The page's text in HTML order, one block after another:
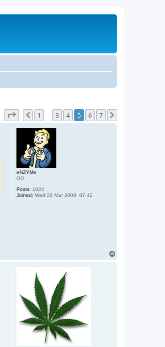
Page of
Previous
1 3 4 5 6 7
eNZYMe
OD
Posts: 1024
Joined: Wed 26 Mar 2008, 07:42